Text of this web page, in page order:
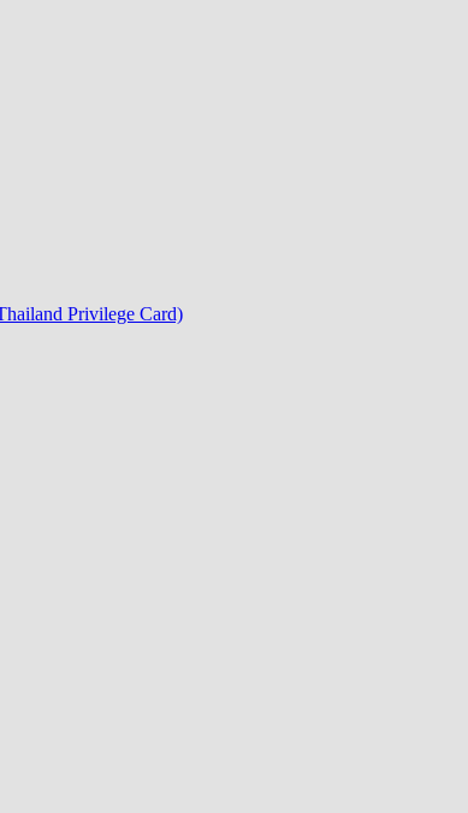
Privilege Card)